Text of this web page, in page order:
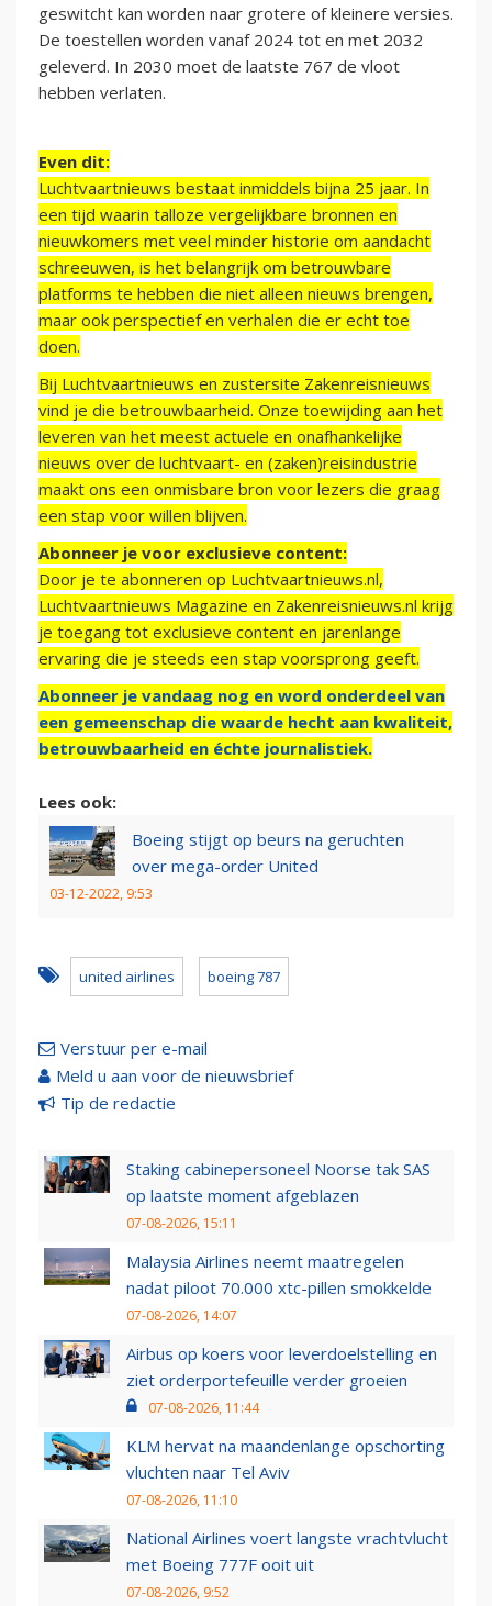
geswitcht kan worden naar grotere of kleinere versies.
De toestellen worden vanaf 2024 tot en met 2032
geleverd. In 2030 moet de laatste 767 de vloot
hebben verlaten.
Even dit:
Luchtvaartnieuws bestaat inmiddels bijna 25 jaar. In
een tijd waarin talloze vergelijkbare bronnen en
nieuwkomers met veel minder historie om aandacht
schreeuwen, is het belangrijk om betrouwbare
platforms te hebben die niet alleen nieuws brengen,
maar ook perspectief en verhalen die er echt toe
doen.
Bij Luchtvaartnieuws en zustersite Zakenreisnieuws
vind je die betrouwbaarheid. Onze toewijding aan het
leveren van het meest actuele en onafhankelijke
nieuws over de luchtvaart- en (zaken)reisindustrie
maakt ons een onmisbare bron voor lezers die graag
een stap voor willen blijven.
Abonneer je voor exclusieve content:
Door je te abonneren op Luchtvaartnieuws.nl,
Luchtvaartnieuws Magazine en Zakenreisnieuws.nl krijg
je toegang tot exclusieve content en jarenlange
ervaring die je steeds een stap voorsprong geeft.
Abonneer je vandaag nog en word onderdeel van
een gemeenschap die waarde hecht aan kwaliteit,
betrouwbaarheid en échte journalistiek.
Lees ook:
Boeing stijgt op beurs na geruchten
over mega-order United
03-12-2022, 9:53
united airlines boeing 787
Verstuur per e-mail
Meld u aan voor de nieuwsbrief
Tip de redactie
Staking cabinepersoneel Noorse tak SAS
op laatste moment afgeblazen
07-08-2026, 15:11
Malaysia Airlines neemt maatregelen
nadat piloot 70.000 xtc-pillen smokkelde
07-08-2026, 14:07
Airbus op koers voor leverdoelstelling en
ziet orderportefeuille verder groeien
07-08-2026, 11:44
KLM hervat na maandenlange opschorting
vluchten naar Tel Aviv
07-08-2026, 11:10
National Airlines voert langste vrachtvlucht
met Boeing 777F ooit uit
07-08-2026, 9:52